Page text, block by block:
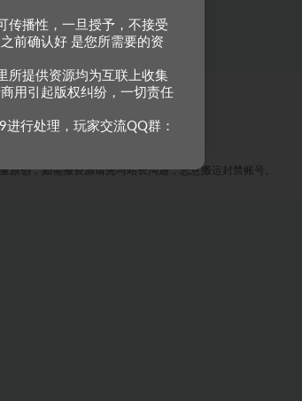
创，如需搬资源请先与站长沟通，恶意搬运封禁账号。
传播性，一旦授予，不接受
前确认好 是您所需要的资
所提供资源均为互联上收集
用引起版权纠纷，一切责任
行处理，玩家交流QQ群：